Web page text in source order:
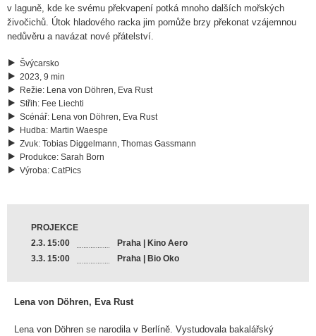
v laguně, kde ke svému překvapení potká mnoho dalších mořských
živočichů. Útok hladového racka jim pomůže brzy překonat vzájemnou
nedůvěru a navázat nové přátelství.
Švýcarsko
2023, 9 min
Režie: Lena von Döhren, Eva Rust
Střih: Fee Liechti
Scénář: Lena von Döhren, Eva Rust
Hudba: Martin Waespe
Zvuk: Tobias Diggelmann, Thomas Gassmann
Produkce: Sarah Born
Výroba: CatPics
PROJEKCE
2.3. 15:00
Praha | Kino Aero
3.3. 15:00
Praha | Bio Oko
Lena von Döhren, Eva Rust
Lena von Döhren se narodila v Berlíně. Vystudovala bakalářský